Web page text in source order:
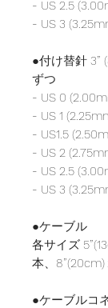
- US 2.5
- US 3
●付け替針 3”
ずつ
- US 0
- US 1
- US1.5
- US 2
- US 2.5
- US 3
●ケーブル
各サイズ
本、8”(20cm)
●ケーブルコ